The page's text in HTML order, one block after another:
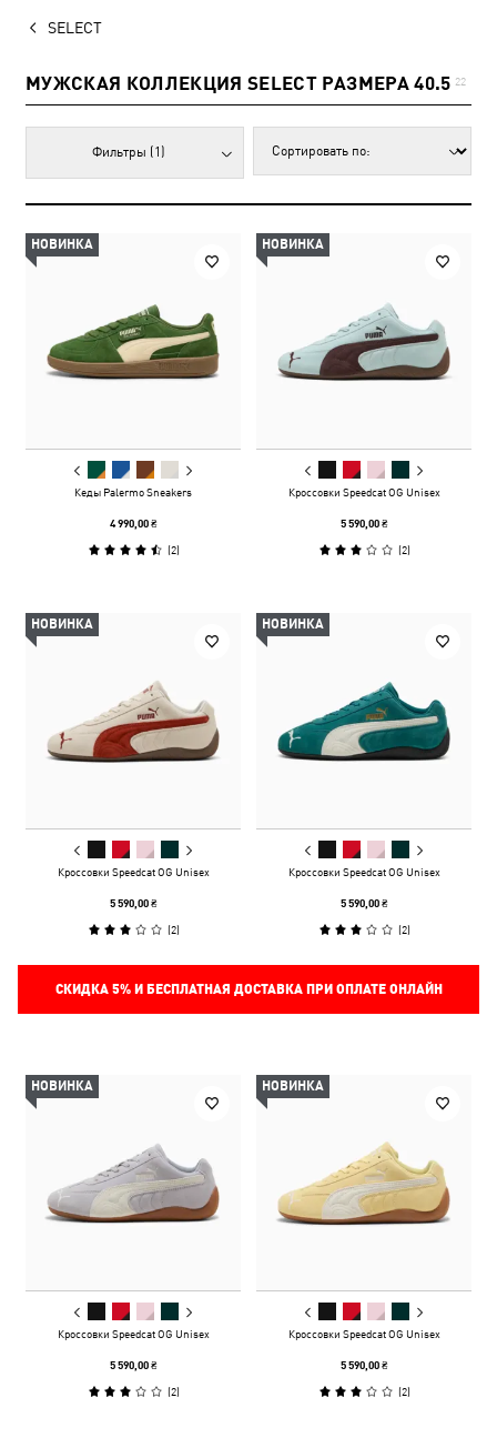
SELECT
МУЖСКАЯ КОЛЛЕКЦИЯ SELECT РАЗМЕРА 40.5 22
Фильтры (1)
НОВИНКА
Кеды Palermo Sneakers
4 990,00 ₴
(2)
НОВИНКА
Кроссовки Speedcat OG Unisex
5 590,00 ₴
(2)
НОВИНКА
Кроссовки Speedcat OG Unisex
5 590,00 ₴
(2)
НОВИНКА
Кроссовки Speedcat OG Unisex
5 590,00 ₴
(2)
СКИДКА 5%И БЕСПЛАТНАЯ ДОСТАВКА ПРИ ОПЛАТЕ ОНЛАЙН
НОВИНКА
Кроссовки Speedcat OG Unisex
5 590,00 ₴
(2)
НОВИНКА
Кроссовки Speedcat OG Unisex
5 590,00 ₴
(2)